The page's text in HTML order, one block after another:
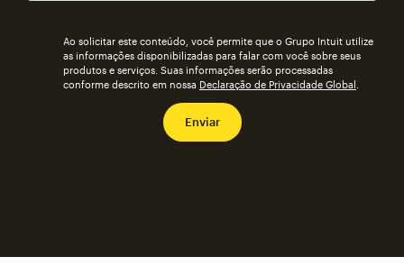
Ao solicitar este conteúdo, você permite que o Grupo Intuit utilize
as informações disponibilizadas para falar com você sobre seus
produtos e serviços. Suas informações serão processadas
conforme descrito em nossa Declaração de Privacidade Global